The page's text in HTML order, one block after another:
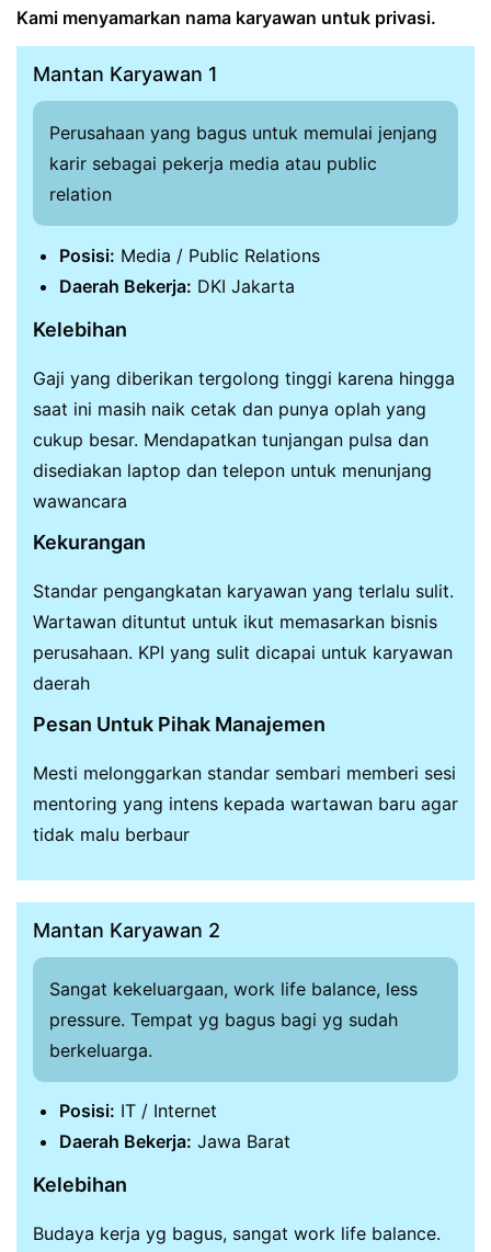
Kami menyamarkan nama karyawan untuk privasi.
Mantan Karyawan 1
Perusahaan yang bagus untuk memulai jenjang
karir sebagai pekerja media atau public
relation
Posisi: Media / Public Relations
Daerah Bekerja: DKI Jakarta
Kelebihan
Gaji yang diberikan tergolong tinggi karena hingga
saat ini masih naik cetak dan punya oplah yang
cukup besar. Mendapatkan tunjangan pulsa dan
disediakan laptop dan telepon untuk menunjang
wawancara
Kekurangan
Standar pengangkatan karyawan yang terlalu sulit.
Wartawan dituntut untuk ikut memasarkan bisnis
perusahaan. KPI yang sulit dicapai untuk karyawan
daerah
Pesan Untuk Pihak Manajemen
Mesti melonggarkan standar sembari memberi sesi
mentoring yang intens kepada wartawan baru agar
tidak malu berbaur
Mantan Karyawan 2
Sangat kekeluargaan, work life balance, less
pressure. Tempat yg bagus bagi yg sudah
berkeluarga.
Posisi: IT / Internet
Daerah Bekerja: Jawa Barat
Kelebihan
Budaya kerja yg bagus, sangat work life balance.